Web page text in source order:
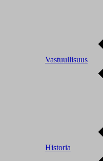
Vastuullisuus
Historia